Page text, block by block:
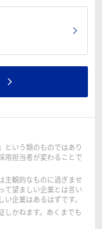
という類のものではあり
用担当者が変わることで
主観的なものに過ぎませ
て望ましい企業とは言い
企業はあるはずです。
しかねます。あくまでも